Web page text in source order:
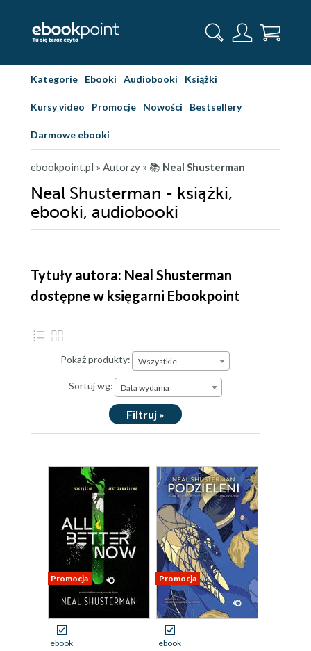
Kategorie Ebooki Audiobooki Książki
Kursy video Promocje Nowości Bestsellery
Darmowe ebooki
ebookpoint.pl » Autorzy » 📚 Neal Shusterman
Neal Shusterman - książki,
ebooki, audiobooki
Tytuły autora: Neal Shusterman
dostępne w księgarni Ebookpoint
Pokaż produkty: Wszystkie
Sortuj wg: Data wydania
Filtruj »
Promocja
ebook
Promocja
ebook